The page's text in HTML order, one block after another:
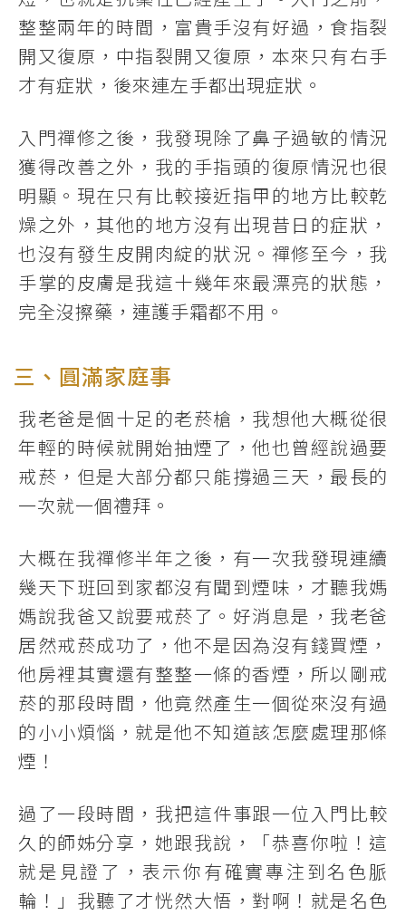
整整兩年的時間，富貴手沒有好過，食指裂
開又復原，中指裂開又復原，本來只有右手
才有症狀，後來連左手都出現症狀。
入門禪修之後，我發現除了鼻子過敏的情況
獲得改善之外，我的手指頭的復原情況也很
明顯。現在只有比較接近指甲的地方比較乾
燥之外，其他的地方沒有出現昔日的症狀，
也沒有發生皮開肉綻的狀況。禪修至今，我
手掌的皮膚是我這十幾年來最漂亮的狀態，
完全沒擦藥，連護手霜都不用。
三、圓滿家庭事
我老爸是個十足的老菸槍，我想他大概從很
年輕的時候就開始抽煙了，他也曾經說過要
戒菸，但是大部分都只能撐過三天，最長的
一次就一個禮拜。
大概在我禪修半年之後，有一次我發現連續
幾天下班回到家都沒有聞到煙味，才聽我媽
媽說我爸又說要戒菸了。好消息是，我老爸
居然戒菸成功了，他不是因為沒有錢買煙，
他房裡其實還有整整一條的香煙，所以剛戒
菸的那段時間，他竟然產生一個從來沒有過
的小小煩惱，就是他不知道該怎麼處理那條
煙！
過了一段時間，我把這件事跟一位入門比較
久的師姊分享，她跟我說，「恭喜你啦！這
就是見證了，表示你有確實專注到名色脈
輪！」我聽了才恍然大悟，對啊！就是名色